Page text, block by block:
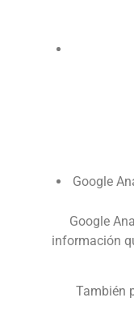
Google
Google
información
También